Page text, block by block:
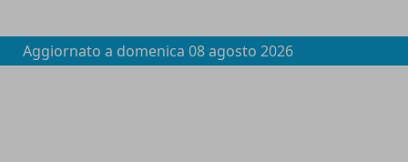
Aggiornato a domenica 08 agosto 2026